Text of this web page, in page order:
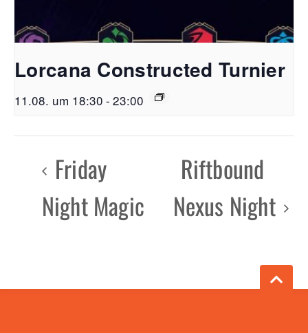
Lorcana Constructed Turnier
11.08. um 18:30 - 23:00
Friday
Night Magic
Riftbound
Nexus Night